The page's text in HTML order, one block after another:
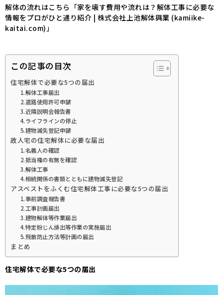
解体の流れはこちら「家を壊す費用や流れは？解体工事に必要な
情報をプロがひと通り紹介 | 株式会社上池解体興業 (kamiike-
kaitai.com)」
この記事の目次
住宅解体で必要な5つの届出
1.解体工事届出
2.道路使用許可申請
3.近隣説明会報告書
4.ライフラインの停止
5.建物滅失登記申請
故人宅の住宅解体に必要な届出
1.名義人の確認
2.抵当権の有無を確認
3.解体工事
4.相続関係の書類とともに建物滅失登記
アスベストをふくむ住宅解体工事に必要な5つの届出
1.事前調査報告書
2.工事計画届出
3.建物解体等作業届出
4.特定粉じん排出等作業の実施届出
5.飛散防止方法等計画の届出
まとめ
住宅解体で必要な5つの届出